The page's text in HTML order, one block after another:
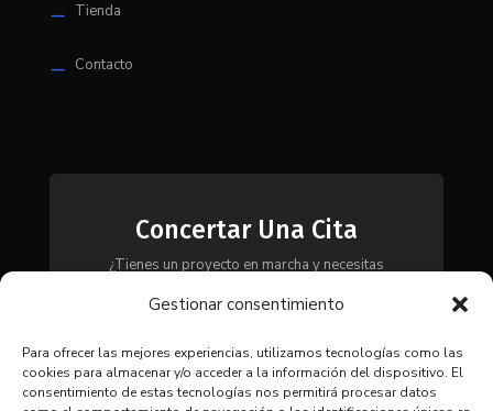
Gestionar consentimiento
Para ofrecer las mejores experiencias, utilizamos tecnologías como las
cookies para almacenar y/o acceder a la información del dispositivo. El
consentimiento de estas tecnologías nos permitirá procesar datos
K Tienda
K Contacto
Concertar Una Cita
¿Tienes un proyecto en marcha y necesitas
contacto con nosotros y te asesoraremos para
necesidades.